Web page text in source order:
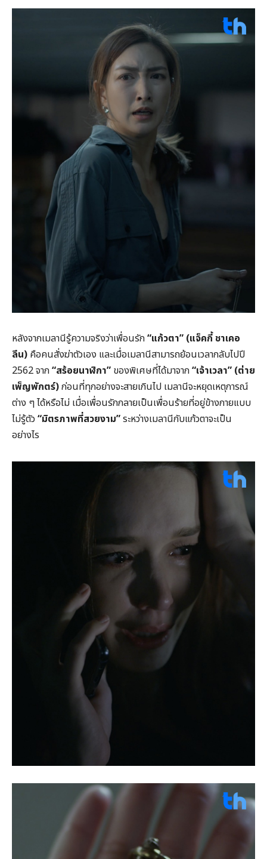
หลังจากเมลานีรู้ความจริงว่าเพื่อนรัก“แก้วตา” (แจ็คกี้ ชาเคอ
ลีน) คือคนสั่งฆ่าตัวเอง และเมื่อเมลานีสามารถย้อนเวลากลับไปปี
2562 จาก“สร้อยนาฬิกา” ของพิเศษที่ได้มาจาก“เจ้าเวลา” (ต่าย
เพ็ญพักตร์)ก่อนที่ทุกอย่างจะสายเกินไป เมลานีจะหยุดเหตุการณ์
ต่าง ๆ ได้หรือไม่ เมื่อเพื่อนรักกลายเป็นเพื่อนร้ายที่อยู่ข้างกายแบบ
ไม่รู้ตัว “มิตรภาพที่สวยงาม”ระหว่างเมลานีกับแก้วตาจะเป็น
อย่างไร